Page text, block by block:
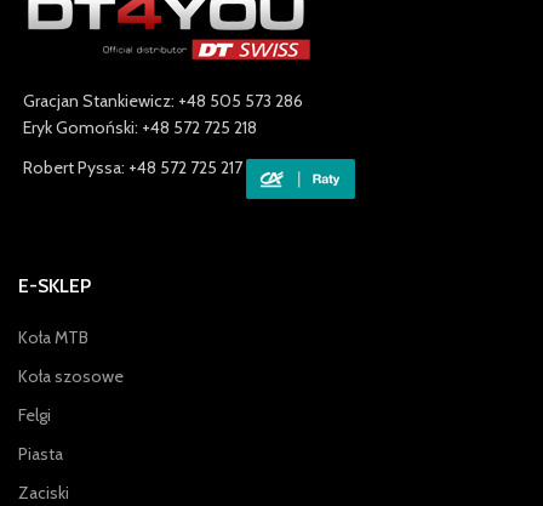
Gracjan Stankiewicz: +48 505 573 286
Eryk Gomoński: +48 572 725 218
Robert Pyssa: +48 572 725 217
E-SKLEP
Koła MTB
Koła szosowe
Felgi
Piasta
Zaciski